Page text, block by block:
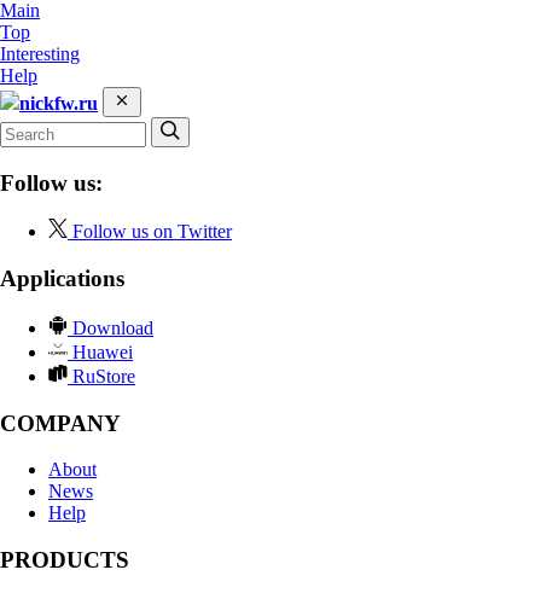
Main
Top
Interesting
Help
nickfw.ru
Follow us:
Follow us on Twitter
Applications
Download
Huawei
RuStore
COMPANY
About
News
Help
PRODUCTS